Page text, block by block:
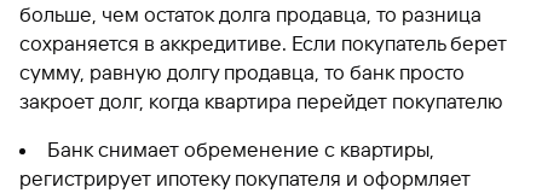
больше, чем остаток долга продавца, то разница
сохраняется в аккредитиве. Если покупатель берет
сумму, равную долгу продавца, то банк просто
закроет долг, когда квартира перейдет покупателю
Банк снимает обременение с квартиры,
регистрирует ипотеку покупателя и оформляет